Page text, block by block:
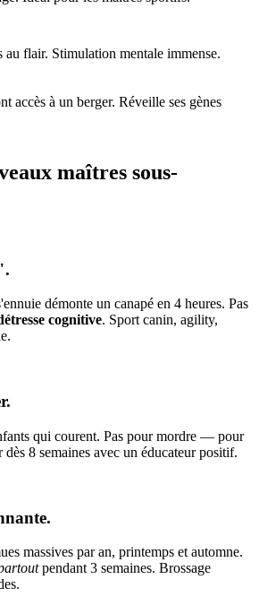
au flair. Stimulation mentale immense.
accès à un berger. Réveille ses gènes
maîtres sous-
démonte un canapé en 4 heures. Pas
cognitive. Sport canin, agility,
qui courent. Pas pour mordre — pour
dès 8 semaines avec un éducateur positif.
massives par an, printemps et automne.
pendant 3 semaines. Brossage